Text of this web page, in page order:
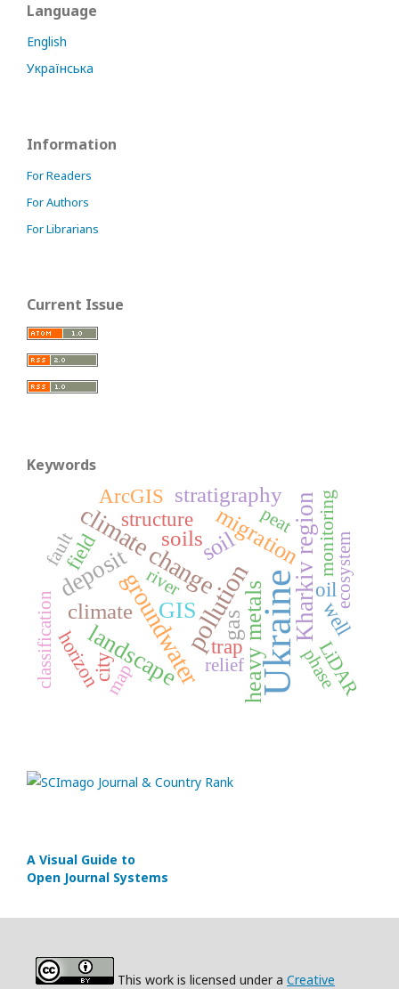
Language
English
Українська
Information
For Readers
For Authors
For Librarians
Current Issue
Keywords
Ukraine
pollution
groundwater
climate change
landscape
Kharkiv region
deposit
migration
GIS
soil
heavy metals
gas
climate
soils
stratigraphy
city
structure
field
oil
trap
ArcGIS
well
horizon
monitoring
LiDAR
relief
river
fault
classification
ecosystem
phase
map
peat
A Visual Guide to
Open Journal Systems
This work is licensed under a Creative